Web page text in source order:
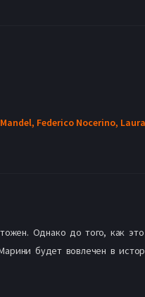
Federico Nocerino,
Однако до того, как
будет вовлечен в